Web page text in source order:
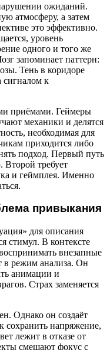
ожиданий.
атмосферу, а затем
это эффективно.
уровень
одного и того же
запоминает паттерн:
Тень в коридоре
сигналом к
приёмами. Геймеры
механики и делятся
необходимая для
приходится либо
подход. Первый путь
требует
и геймплея. Именно
привыкания
для описания
стимул. В контексте
внезапные
в режим анализа. Он
анимации и
Страх заменяется
Однако он создаёт
сохранить напряжение,
лежит в отказе от
смещают фокус с